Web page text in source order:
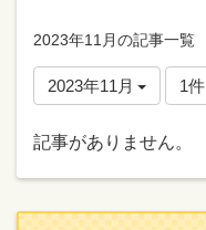
2023年11月の記事一覧
2023年11月 1件
記事がありません。